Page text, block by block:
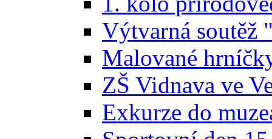
Výtvarná soutěž
Malované
ZŠ Vidnava ve
Exkurze do